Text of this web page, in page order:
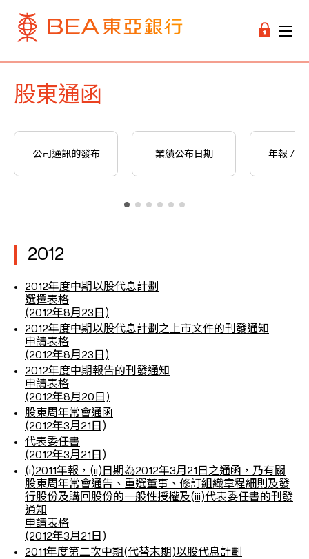
股東通函
公司通訊的發布 業績公布日期 年報 / 中
2012
2012年度中期以股代息計劃
選擇表格
(2012年8月23日)
2012年度中期以股代息計劃之上市文件的刊發通知
申請表格
(2012年8月23日)
2012年度中期報告的刊發通知
申請表格
(2012年8月20日)
股東周年常會通函
(2012年3月21日)
代表委任書
(2012年3月21日)
(i)2011年報，(ii)日期為2012年3月21日之通函，乃有關
股東周年常會通告、重選董事、修訂組織章程細則及發
行股份及購回股份的一般性授權及(iii)代表委任書的刊發
通知
申請表格
(2012年3月21日)
2011年度第二次中期(代替末期)以股代息計劃